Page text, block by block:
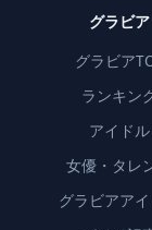
グラビア
グラビア
ランキン
アイドル
女優・タレ
グラビアア